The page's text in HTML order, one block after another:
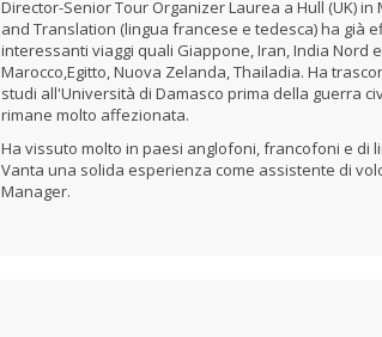
Director-Senior Tour Organizer Laurea a Hull (UK) in
and Translation (lingua francese e tedesca) ha già
interessanti viaggi quali Giappone, Iran, India Nord
Marocco,Egitto, Nuova Zelanda, Thailadia. Ha
studi all'Università di Damasco prima della guerra
rimane molto affezionata.
Ha vissuto molto in paesi anglofoni, francofoni e di
Vanta una solida esperienza come assistente di
Manager.